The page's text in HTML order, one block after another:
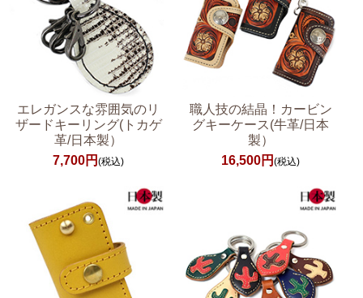
エレガンスな雰囲気のリ
ザードキーリング(トカゲ
革/日本製）
7,700円(税込)
職人技の結晶！カービン
グキーケース(牛革/日本
製）
16,500円(税込)